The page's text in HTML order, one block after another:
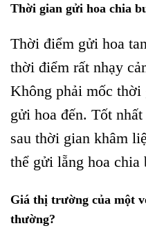
Thời gian gửi hoa chia
Thời điểm gửi hoa
thời điểm rất nhạy
Không phải mốc thời
gửi hoa đến. Tốt
sau thời gian khâm
thể gửi lẵng hoa
Giá thị trường của một
thường?